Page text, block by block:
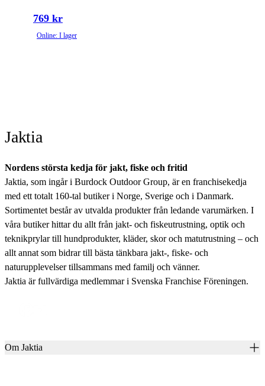
769 kr
Online: I lager
Jaktia
Nordens största kedja för jakt, fiske och fritid
Jaktia, som ingår i Burdock Outdoor Group, är en franchisekedja
med ett totalt 160-tal butiker i Norge, Sverige och i Danmark.
Sortimentet består av utvalda produkter från ledande varumärken. I
våra butiker hittar du allt från jakt- och fiskeutrustning, optik och
teknikprylar till hundprodukter, kläder, skor och matutrustning – och
allt annat som bidrar till bästa tänkbara jakt-, fiske- och
naturupplevelser tillsammans med familj och vänner.
Jaktia är fullvärdiga medlemmar i Svenska Franchise Föreningen.
Om Jaktia